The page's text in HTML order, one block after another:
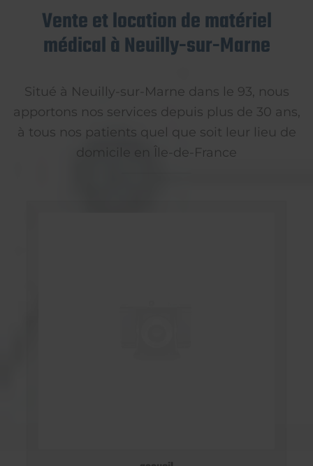
Vente et location de matériel
médical à Neuilly-sur-Marne
Situé à Neuilly-sur-Marne dans le 93, nous
apportons nos services depuis plus de 30 ans,
à tous nos patients quel que soit leur lieu de
domicile en Île-de-France